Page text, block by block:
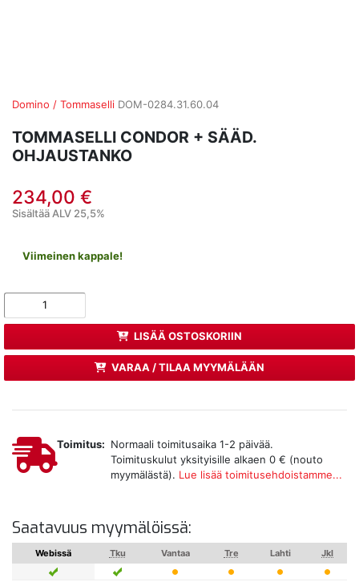
Domino / Tommaselli DOM-0284.31.60.04
TOMMASELLI CONDOR + SÄÄD.
OHJAUSTANKO
234,00 €
Sisältää ALV 25,5%
Viimeinen kappale!
LISÄÄ OSTOSKORIIN
VARAA / TILAA MYYMÄLÄÄN
Toimitus: Normaali toimitusaika 1-2 päivää.
Toimituskulut yksityisille alkaen 0 € (nouto
myymälästä). Lue lisää toimitusehdoistamme...
Saatavuus myymälöissä:
Webissä Tku Vantaa Tre Lahti Jkl